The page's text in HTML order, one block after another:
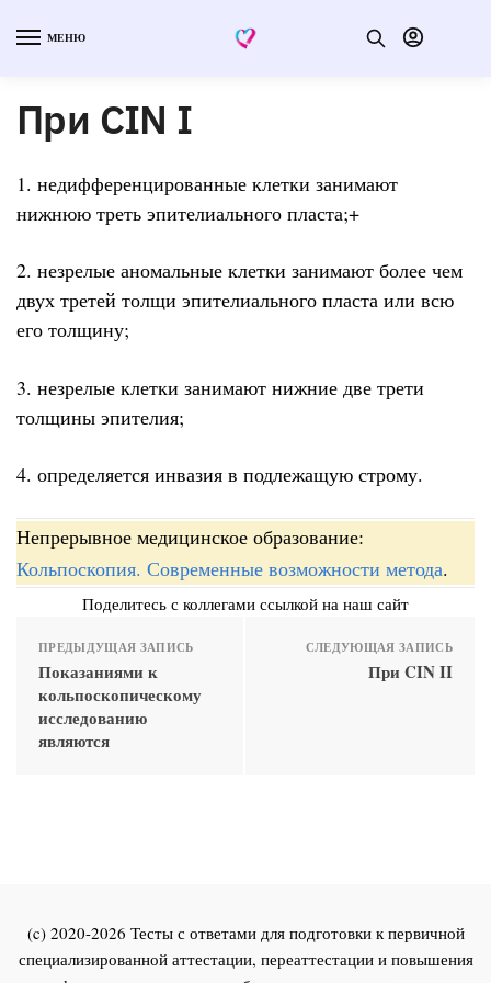
МЕНЮ
При CIN I
1. недифференцированные клетки занимают
нижнюю треть эпителиального пласта;+
2. незрелые аномальные клетки занимают более чем
двух третей толщи эпителиального пласта или всю
его толщину;
3. незрелые клетки занимают нижние две трети
толщины эпителия;
4. определяется инвазия в подлежащую строму.
Непрерывное медицинское образование:
Кольпоскопия. Современные возможности метода.
Поделитесь с коллегами ссылкой на наш сайт
ПРЕДЫДУЩАЯ ЗАПИСЬ
Показаниями к
кольпоскопическому
исследованию
являются
СЛЕДУЮЩАЯ ЗАПИСЬ
При CIN II
(c) 2020-2026 Тесты с ответами для подготовки к первичной
специализированной аттестации, переаттестации и повышения